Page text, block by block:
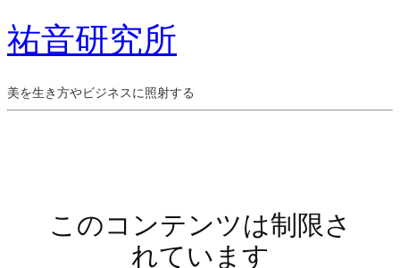
祐音研究所
美を生き方やビジネスに照射する
このコンテンツは制限さ
れています